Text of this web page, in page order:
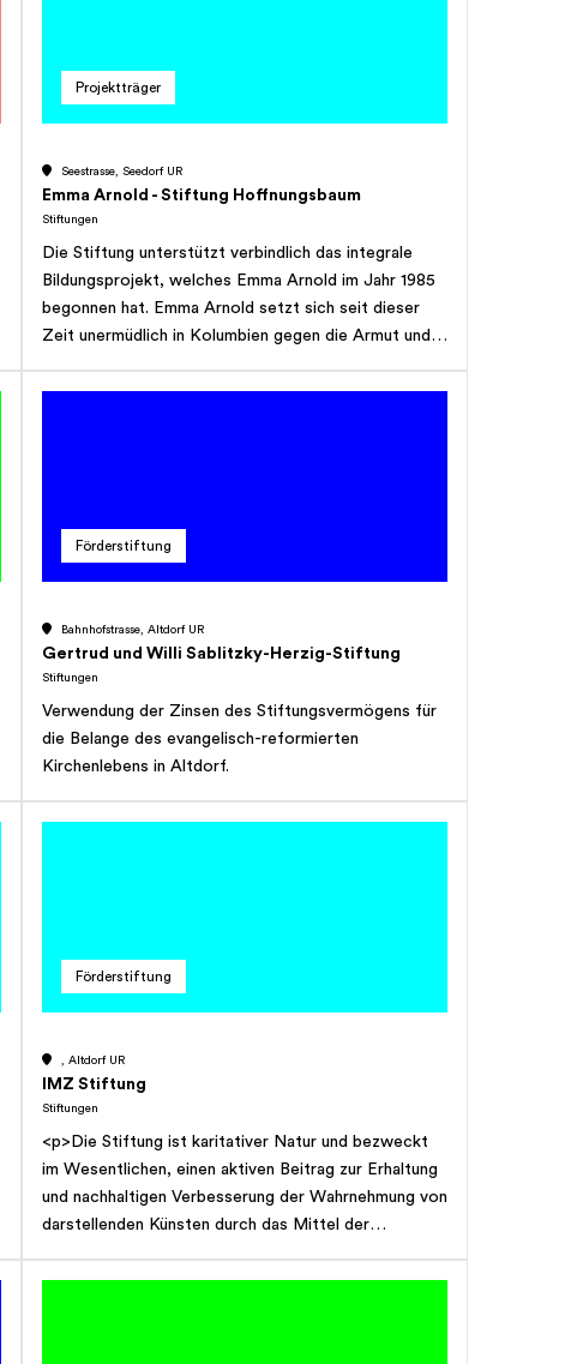
Vorhaben pro Jahr betragen.
Projektträger
Seestrasse, Seedorf UR
Emma Arnold - Stiftung Hoffnungsbaum
Stiftungen
Die Stiftung unterstützt verbindlich das integrale
Bildungsprojekt, welches Emma Arnold im Jahr 1985
begonnen hat. Emma Arnold setzt sich seit dieser
Zeit unermüdlich in Kolumbien gegen die Armut und
Engagement bringt sie Hoffnung in das Leben dieser
Förderstiftung
Bahnhofstrasse, Altdorf UR
Gertrud und Willi Sablitzky-Herzig-Stiftung
Stiftungen
Verwendung der Zinsen des Stiftungsvermögens für
die Belange des evangelisch-reformierten
Kirchenlebens in Altdorf.
Förderstiftung
, Altdorf UR
IMZ Stiftung
Stiftungen
<p>Die Stiftung ist karitativer Natur und bezweckt
im Wesentlichen, einen aktiven Beitrag zur Erhaltung
und nachhaltigen Verbesserung der Wahrnehmung von
darstellenden Künsten durch das Mittel der